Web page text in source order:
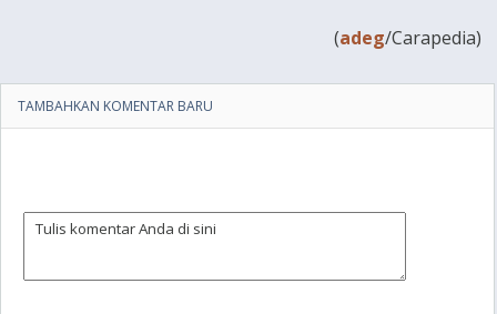
(adeg/Carapedia)
TAMBAHKAN KOMENTAR BARU